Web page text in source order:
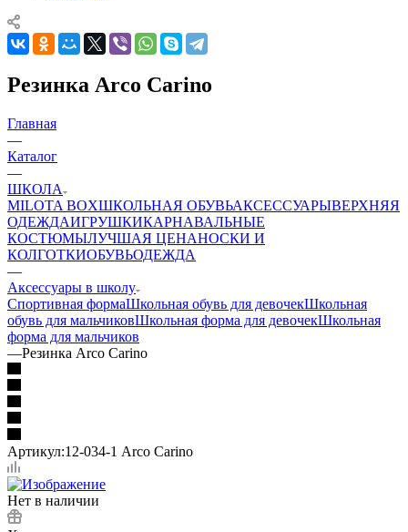
Резинка Arco Carino
Главная
—
Каталог
—
ШКОЛА
MILOTA BOXШКОЛЬНАЯ ОБУВЬАКСЕССУАРЫВЕРХНЯЯ
ОДЕЖДАИГРУШКИКАРНАВАЛЬНЫЕ
КОСТЮМЫЛУЧШАЯ ЦЕНАНОСКИ И
КОЛГОТКИОБУВЬОДЕЖДА
—
Аксессуары в школу
Спортивная формаШкольная обувь для девочекШкольная
обувь для мальчиковШкольная форма для девочекШкольная
форма для мальчиков
—Резинка Arco Carino
Артикул:12-034-1 Arco Carino
Нет в наличии